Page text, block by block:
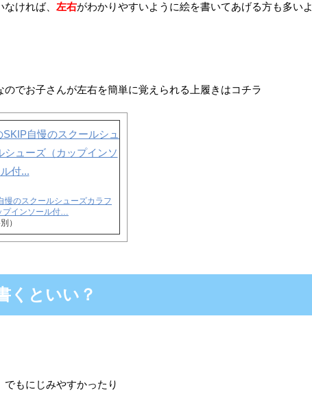
ければ、 左右がわかりやすいように絵を書いてあげる方も多いよ
のでお子さんが左右を簡単に覚えられる上履きはコチラ
慢のスクールシューズカラフ
プインソール付…
）
くといい？
もにじみやすかったり